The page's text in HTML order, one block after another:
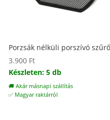
Porzsák nélküli porszívó szűrő
3.900 Ft
Készleten: 5 db
🚚 Akár másnapi szállítás
✅ Magyar raktárról